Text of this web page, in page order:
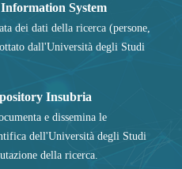
System
dei dati della ricerca (persone,
dall'Università degli Studi
Insubria
e dissemina le
dell'Università degli Studi
della ricerca.